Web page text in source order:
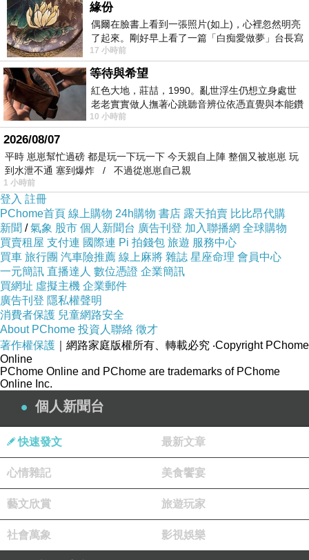
續等：一年內累積消費滿
降等：一年內累積消費未滿4,500元降為一般會
員
🎁VIP會員禮包：
1免費湯底券 每月1張)
2生日券(當月1張)
-----
★VVIP會員
贈紅利點數
升等：一年內累積消費滿
員
續等：一年內累積消費滿30,000元
降等：一年內累積消費未滿30,000元降為 VIP
🎁VVIP會員禮包：
1免費單品券(每季1
2免費湯底券(每月1張)
3生日券( 當月1張)
-----
★黑卡會員
贈紅利點數200
續等：一年內累積消費滿
60,000元
降等：一年內累積消費未滿60,000元降為VVIP
🎁錢都黑卡會員優惠：
1快速通關券
2免費單品券(每季1張)
3免費湯底券
緣份
偶爾在臉書上看到一張照片(如上)，心裡忽然明亮
了起來。剛好早上看了一篇「白痴愛做夢」台長寫
的貼文，在回顧年輕時瘋狂愛上
17 小時前
等待與希望
紅色大地，莊喆，1990。亂世浮生仍想立身處世
老老實實做人撫著心跳聽音辨位依憑直覺與本能鑽
向裂隙的亮處探索另一個心聲另一個共鳴的
10 小時前
2026/08/07
平時 崽崽幫忙過磅 都是玩一下玩一下 今天親自上陣 整個又被崽崽 玩
到水泄不通 塞到爆炸 / 不過從崽崽自己親
1 小時前
登入 註冊
PChome首頁 線上購物 24h購物 書店 露天拍賣 比比昂代購
新聞 /氣象 股市 個人新聞台 廣告刊登 加入聯播網 全球購物
買賣租屋 支付連 國際連 Pi 拍錢包 旅遊 服務中心
買車 旅行團 汽車險推薦 線上麻將 雜誌 星座命理 會員中心
一元簡訊 直播達人 數位憑證 企業簡訊
買網址 虛擬主機 企業郵件
廣告刊登 隱私權聲明
消費者保護 兒童網路安全
About PChome 投資人聯絡 徵才
著作權保護 ｜網路家庭版權所有、轉載必究 ‧Copyright PChome
Online
PChome Online and PChome are trademarks of PChome
Online Inc.
個人新聞台
快速發文 最新文章
心情雜記 美食饗宴
藝文欣賞 旅遊玩家
社會萬象 影視娛樂